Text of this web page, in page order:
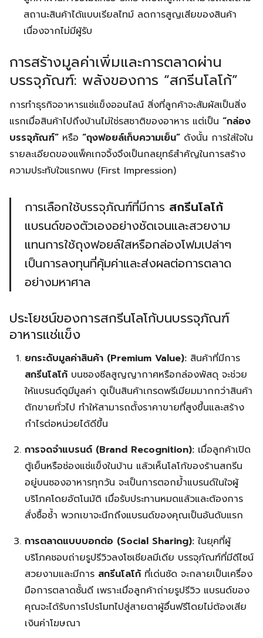
Search
for:
Search
สถานะสินค้าได้แบบเรียลไทม์ ลดการสูญเสียของสินค้า
เนื่องจากไม่มีผู้รับ
การสร้างมูลค่าเพิ่มและการตลาดผ่าน
บรรจุภัณฑ์: พลังของการ “สกรีนโลโก้”
การทำธุรกิจอาหารแช่แข็งออนไลน์ สิ่งที่ลูกค้าจะสัมผัสเป็นสิ่ง
แรกเมื่อสินค้าไปถึงบ้านไม่ใช่รสชาติของอาหาร แต่เป็น “กล่อง
บรรจุภัณฑ์” หรือ “ถุงฟอยล์เก็บความเย็น” ดังนั้น การใส่ใจใน
รายละเอียดของแพ็คเกจจิ้งจึงเป็นกลยุทธ์สำคัญในการสร้าง
ความประทับใจแรกพบ (First Impression)
การเลือกใช้บรรจุภัณฑ์ที่มีการ สกรีนโลโก้
แบรนด์ของตัวเองอย่างชัดเจนและสวยงาม
แทนการใช้ถุงฟอยล์ใสหรือกล่องโฟมเปล่าๆ
เป็นการลงทุนที่คุ้มค่าและส่งผลต่อการตลาด
อย่างมหาศาล
ประโยชน์ของการสกรีนโลโก้บนบรรจุภัณฑ์
อาหารแช่แข็ง
ยกระดับมูลค่าสินค้า (Premium Value):สินค้าที่มีการ
สกรีนโลโก้บนซองซีลสูญญากาศหรือกล่องพัสดุ จะช่วย
ให้แบรนด์ดูมีมูลค่า ดูเป็นสินค้าเกรดพรีเมียมมากกว่าสินค้า
ตักขายทั่วไป ทำให้สามารถตั้งราคาขายที่สูงขึ้นและสร้าง
กำไรต่อหน่วยได้ดีขึ้น
การจดจำแบรนด์ (Brand Recognition):เมื่อลูกค้าเปิด
ตู้เย็นหรือช่องแช่แข็งในบ้าน แล้วเห็นโลโก้ของร้านสกรีน
อยู่บนซองอาหารทุกวัน จะเป็นการตอกย้ำแบรนด์ในใจผู้
บริโภคโดยอัตโนมัติ เมื่อรับประทานหมดแล้วและต้องการ
สั่งซื้อซ้ำ พวกเขาจะนึกถึงแบรนด์ของคุณเป็นอันดับแรก
การตลาดแบบบอกต่อ (Social Sharing):ในยุคที่ผู้
บริโภคชอบถ่ายรูปรีวิวลงโซเชียลมีเดีย บรรจุภัณฑ์ที่มีดีไซน์
สวยงามและมีการ สกรีนโลโก้ที่เด่นชัด จะกลายเป็นเครื่อง
มือการตลาดชั้นดี เพราะเมื่อลูกค้าถ่ายรูปรีวิว แบรนด์ของ
คุณจะได้รับการโปรโมทไปสู่สายตาผู้อื่นฟรีโดยไม่ต้องเสีย
เงินค่าโฆษณา